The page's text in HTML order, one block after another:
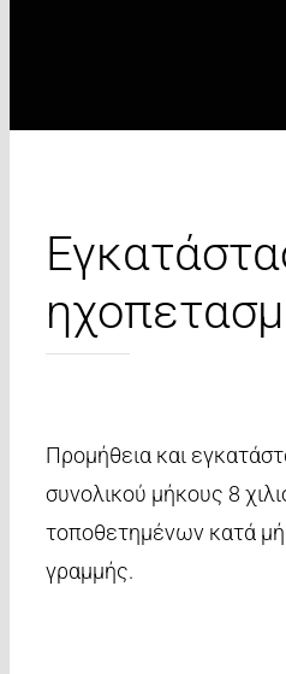
Προμήθεια και
συνολικού μήκους 8
τοποθετημένων κατά
γραμμής.